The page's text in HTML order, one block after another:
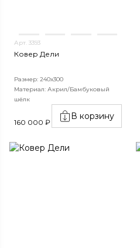
Арт. 3393
Ковер Дели
Размер: 240х300
Материал: Акрил/Бамбуковый
шёлк
160 000 ₽
В корзину